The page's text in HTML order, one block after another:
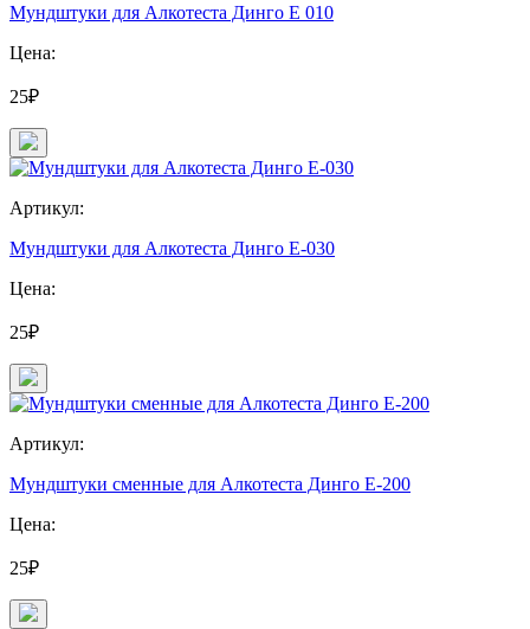
Мундштуки для Алкотеста Динго Е 010
Цена:
25₽
Артикул:
Мундштуки для Алкотеста Динго Е-030
Цена:
25₽
Артикул:
Мундштуки сменные для Алкотеста Динго Е-200
Цена:
25₽